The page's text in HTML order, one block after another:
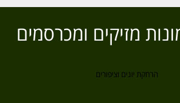
מזיקים ומכרסמים